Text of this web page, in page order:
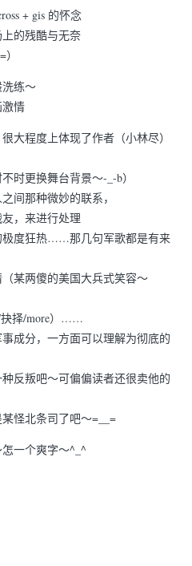
+ gis 的怀念
的残酷与无奈
练～
情
大程度上体现了作者（小林尽）
时更换舞台背景～-_-b）
间那种微妙的联系，
，来进行处理
极度狂热……那几句军歌都是有来
某两傻的美国大兵式笑容～
抉择/more）……
成分，一方面可以理解为彻底的
反叛吧～可偏偏读者还很卖他的
怪北条司了吧～=__=
一个爽字～^_^